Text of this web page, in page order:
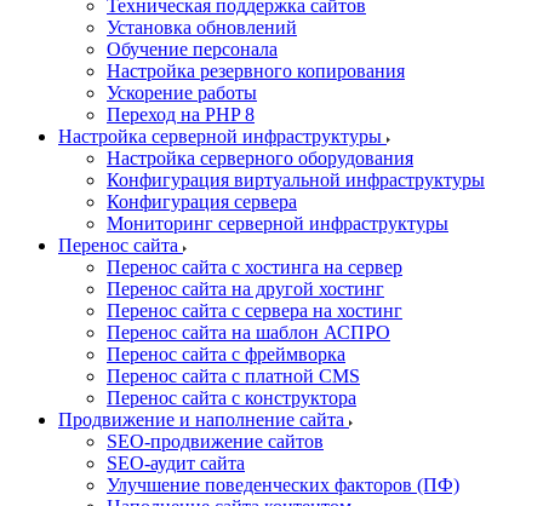
Техническая поддержка сайтов
Установка обновлений
Обучение персонала
Настройка резервного копирования
Ускорение работы
Переход на PHP 8
Настройка серверной инфраструктуры
Настройка серверного оборудования
Конфигурация виртуальной инфраструктуры
Конфигурация сервера
Мониторинг серверной инфраструктуры
Перенос сайта
Перенос сайта с хостинга на сервер
Перенос сайта на другой хостинг
Перенос сайта с сервера на хостинг
Перенос сайта на шаблон АСПРО
Перенос сайта с фреймворка
Перенос сайта с платной CMS
Перенос сайта с конструктора
Продвижение и наполнение сайта
SEO-продвижение сайтов
SEO-аудит сайта
Улучшение поведенческих факторов (ПФ)